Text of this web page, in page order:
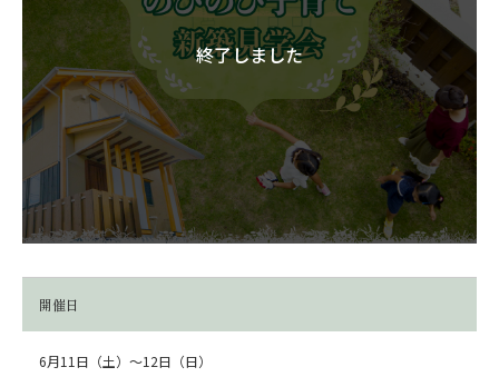
終了しました
開催日
6月11日（土）～12日（日）